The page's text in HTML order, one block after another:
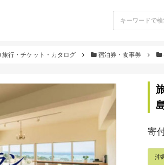
旅行・チケット・カタログ 宿泊券・食事券
寄
沖